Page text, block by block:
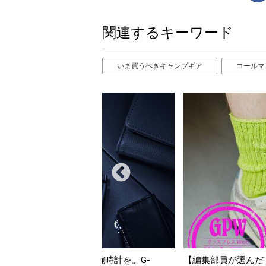
関連するキーワード
いま買うべきキャンプギア コール
だ「指名買い」】2026年7月掲載記事か 「買って損なし」